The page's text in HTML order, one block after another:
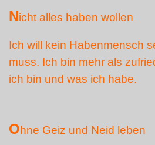
Nicht alles haben wollen
Ich will kein Habenmensch
muss. Ich bin mehr als
ich bin und was ich habe.
Ohne Geiz und Neid leben